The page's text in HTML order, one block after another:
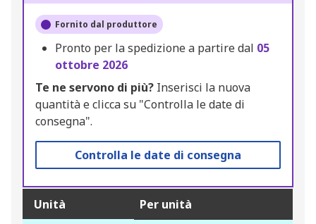
Fornito dal produttore
Pronto per la spedizione a partire dal 05
ottobre 2026
Te ne servono di più? Inserisci la nuova
quantità e clicca su "Controlla le date di
consegna".
Controlla le date di consegna
Unità Per unità